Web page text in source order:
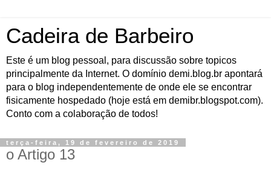
Cadeira de Barbeiro
Este é um blog pessoal, para discussão sobre topicos
principalmente da Internet. O domínio demi.blog.br apontará
para o blog independentemente de onde ele se encontrar
fisicamente hospedado (hoje está em demibr.blogspot.com).
Conto com a colaboração de todos!
terça-feira, 19 de fevereiro de 2019
o Artigo 13